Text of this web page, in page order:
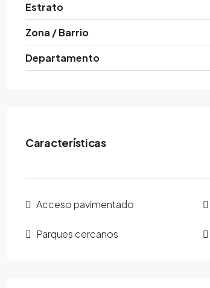
Estrato
Zona / Barrio
Departamento
Características
Acceso pavimentado
Parques cercanos